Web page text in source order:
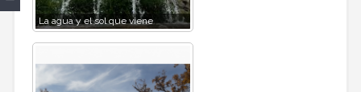
La agua y el sol que viene